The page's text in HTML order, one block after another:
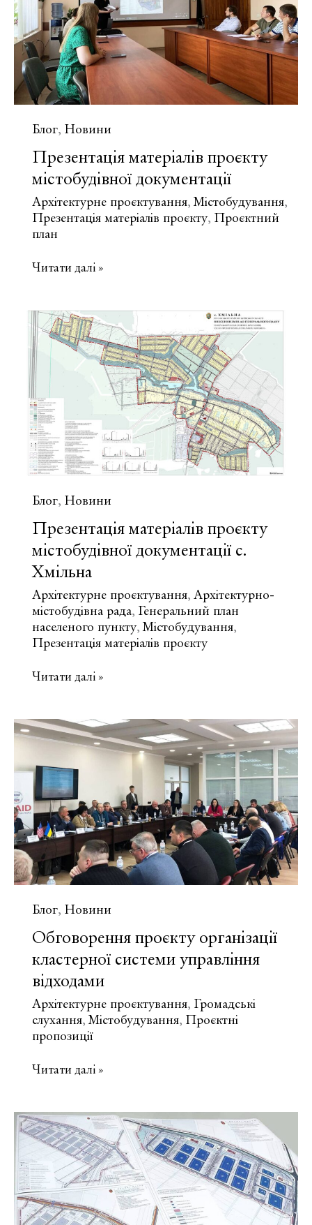
Блог, Новини
Презентація матеріалів проєкту
містобудівної документації
Архітектурне проєктування,Містобудування,
Презентація матеріалів проєкту, Проєктний
план
Презентація
містобудівної
документації
Читати далі »
Блог, Новини
Презентація матеріалів проєкту
містобудівної документації с.
Хмільна
Архітектурне проєктування, Архітектурно-
містобудівна рада, Генеральний план
населеного пункту,Містобудування,
Презентація матеріалів проєкту
Презентація
містобудівної
документації
Хмільна
Читати далі »
Блог, Новини
Обговорення проєкту організації
кластерної системи управління
відходами
Архітектурне проєктування, Громадські
слухання,Містобудування, Проєктні
пропозиції
Обговорення
кластерної
системи
управління
відходами
Читати далі »